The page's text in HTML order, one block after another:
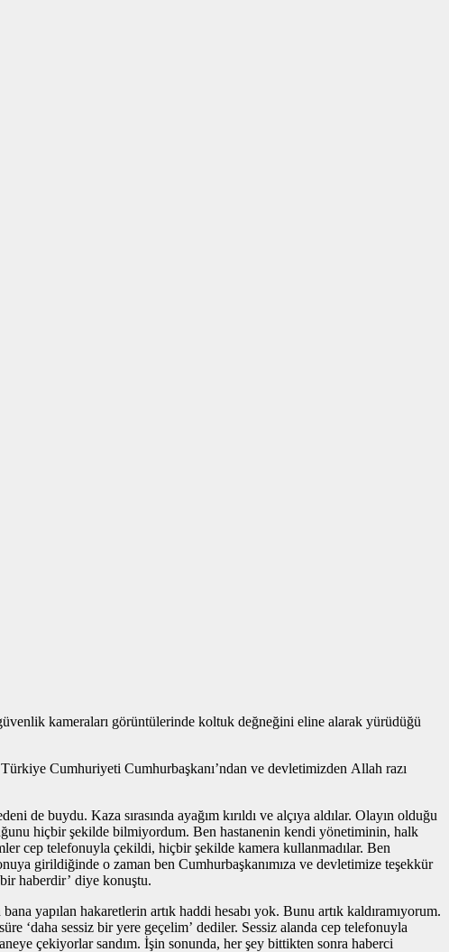
kameraları görüntülerinde koltuk değneğini eline alarak yürüdüğü
Cumhuriyeti Cumhurbaşkanı’ndan ve devletimizden Allah razı
buydu. Kaza sırasında ayağım kırıldı ve alçıya aldılar. Olayın olduğu
hiçbir şekilde bilmiyordum. Ben hastanenin kendi yönetiminin, halk
cep telefonuyla çekildi, hiçbir şekilde kamera kullanmadılar. Ben
girildiğinde o zaman ben Cumhurbaşkanımıza ve devletimize teşekkür
haberdir’ diye konuştu.
yapılan hakaretlerin artık haddi hesabı yok. Bunu artık kaldıramıyorum.
‘daha sessiz bir yere geçelim’ dediler. Sessiz alanda cep telefonuyla
çekiyorlar sandım. İşin sonunda, her şey bittikten sonra haberci